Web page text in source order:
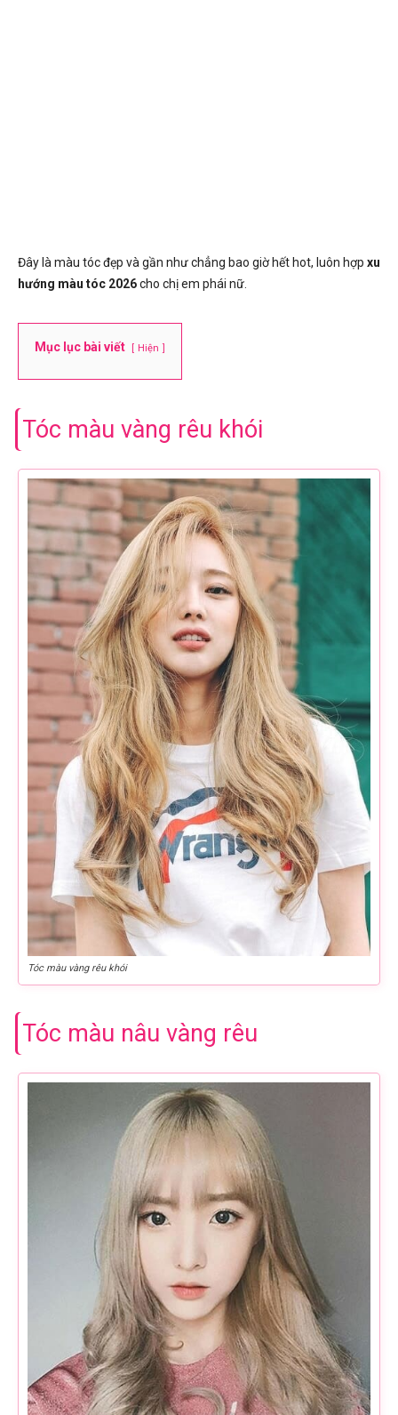
Đây là màu tóc đẹp và gần như chẳng bao giờ hết hot, luôn hợp xu
hướng màu tóc 2026cho chị em phái nữ.
Mục lục bài viết Hiện
Tóc màu vàng rêu khói
Tóc màu vàng rêu khói
Tóc màu nâu vàng rêu